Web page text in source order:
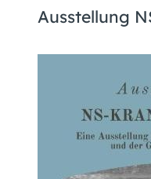
Ausstellung